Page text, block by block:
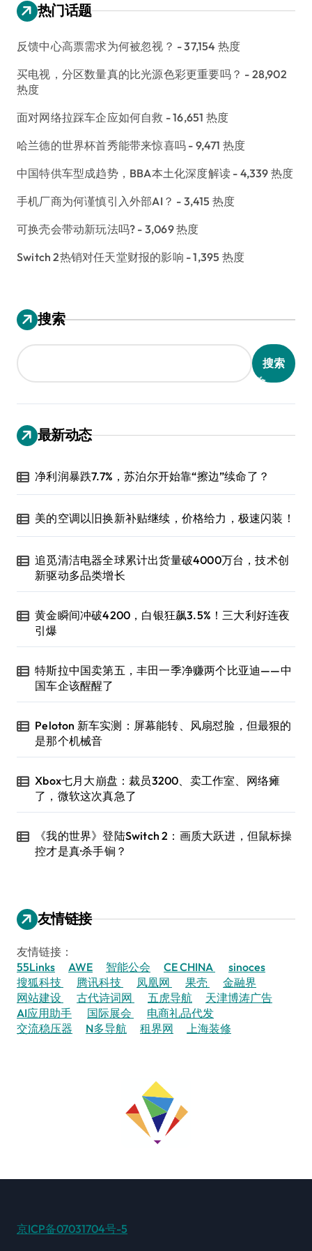
热门话题
反馈中心高票需求为何被忽视？ - 37,154 热度
买电视，分区数量真的比光源色彩更重要吗？ - 28,902
热度
面对网络拉踩车企应如何自救 - 16,651 热度
哈兰德的世界杯首秀能带来惊喜吗 - 9,471 热度
中国特供车型成趋势，BBA本土化深度解读 - 4,339 热度
手机厂商为何谨慎引入外部AI？ - 3,415 热度
可换壳会带动新玩法吗? - 3,069 热度
Switch 2热销对任天堂财报的影响 - 1,395 热度
搜索
搜索
最新动态
净利润暴跌7.7%，苏泊尔开始靠“擦边”续命了？
美的空调以旧换新补贴继续，价格给力，极速闪装！
追觅清洁电器全球累计出货量破4000万台，技术创
新驱动多品类增长
黄金瞬间冲破4200，白银狂飙3.5%！三大利好连夜
引爆
特斯拉中国卖第五，丰田一季净赚两个比亚迪——中
国车企该醒醒了
Peloton 新车实测：屏幕能转、风扇怼脸，但最狠的
是那个机械音
Xbox七月大崩盘：裁员3200、卖工作室、网络瘫
了，微软这次真急了
《我的世界》登陆Switch 2：画质大跃进，但鼠标操
控才是真·杀手锏？
友情链接
友情链接：
55Links
AWE 智能公会 CE CHINA
sinoces
搜狐科技
腾讯科技 凤凰网 果壳
金融界
网站建设
古代诗词网 五虎导航
天津博涛广告
AI应用助手
国际展会
电商礼品代发
交流稳压器
N多导航 租界网 上海装修
京ICP备07031704号-5